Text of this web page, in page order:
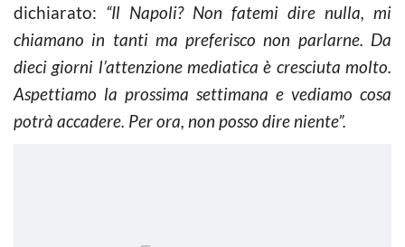
dichiarato: “Il Napoli? Non fatemi dire nulla, mi
chiamano in tanti ma preferisco non parlarne. Da
dieci giorni l’attenzione mediatica è cresciuta molto.
Aspettiamo la prossima settimana e vediamo cosa
potrà accadere. Per ora, non posso dire niente”.